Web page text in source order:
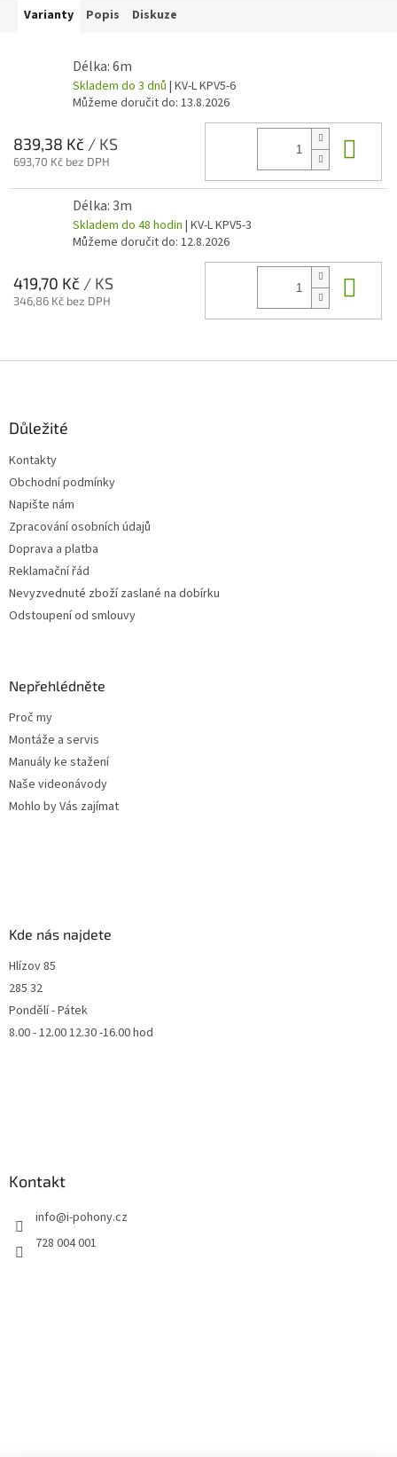
Varianty Popis Diskuze
Délka: 6m
Skladem do 3 dnů | KV-L KPV5-6
Můžeme doručit do: 13.8.2026
839,38 Kč / KS
693,70 Kč bez DPH
Délka: 3m
Skladem do 48 hodin | KV-L KPV5-3
Můžeme doručit do: 12.8.2026
419,70 Kč / KS
346,86 Kč bez DPH
Důležité
Kontakty
Obchodní podmínky
Napište nám
Zpracování osobních údajů
Doprava a platba
Reklamační řád
Nevyzvednuté zboží zaslané na dobírku
Odstoupení od smlouvy
Nepřehlédněte
Proč my
Montáže a servis
Manuály ke stažení
Naše videonávody
Mohlo by Vás zajímat
Kde nás najdete
Hlízov 85
285 32
Pondělí - Pátek
8.00 - 12.00 12.30 -16.00 hod
Kontakt
info@i-pohony.cz
728 004 001